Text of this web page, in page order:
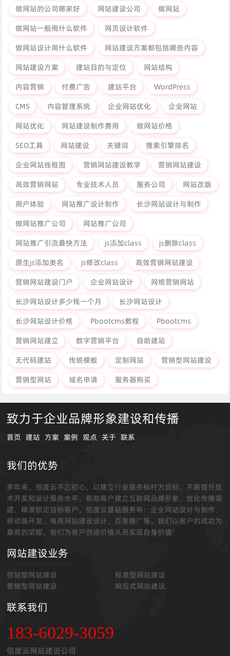
做网站的公司哪家好
网站建设公司
做网站
做网站一般用什么软件
网页设计软件
做网站设计用什么软件
网站建设方案都包括哪些内容
网站建设方案
建站目的与定位
网站结构
内容营销
付费广告 建站平台
WordPress
CMS
内容管理系统 企业网站优化
企业网站
网站优化
网站建设制作费用
做网站价格
SEO工具
网站建设 关键词
搜索引擎排名
企业网站线框图
营销网站建设教学
营销网站建设
高效营销网站
专业技术人员 服务公司
网站改版
用户体验
网站推广设计制作
长沙网站设计与制作
做网站推广公司
网站推广公司
网站推广引流最快方法
js添加class
js删除class
原生js添加类名
js修改class
高效营销网站建设
营销网站建设门户
企业网站设计
网络营销网站
长沙网站设计多少钱一个月
长沙网站设计
长沙网站设计价格
Pbootcms教程
Pbootcms
营销网站建立
数字营销平台
自助建站
无代码建站
传统模板 定制网站
营销型网站建设
营销型网站
域名申请 服务器购买
致力于企业品牌形象建设和传播
首页 建站 方案 案例 观点 关于 联系
我们的优势
多年来，佰度云不忘初心，以建立行业服务标杆为目标，不断提升技
术开发和设计服务水平，帮助客户建立互联网品牌形象、优化传播渠
道、精准锁定目标客户。佰度云基础服务有：企业网站设计与制作、
移动端开发、电商网站建设设计、百度推广等。我们以客户的成功为
最高的荣耀，我们为客户创造价值从而实现自身价值!
网站建设业务
仿站型网站建设
标准型网站建设
营销型网站建设
响应式网站建设
联系我们
183-6029-3059
佰度云网站建设公司